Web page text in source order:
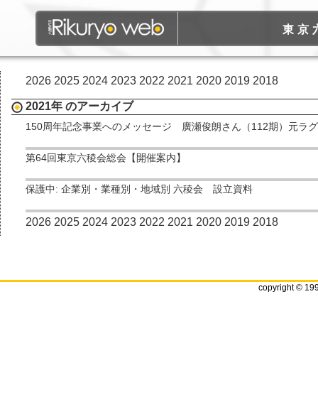
東京
2026 2025 2024 2023 2022 2021 2020 2019 2018
2021年 のアーカイブ
150周年記念事業へのメッセージ 廣瀬俊朗さん（112期）元ラ
第64回東京六稜会総会【開催案内】
保護中: 企業別・業種別・地域別 六稜会 設立資料
2026 2025 2024 2023 2022 2021 2020 2019 2018
copyright ©